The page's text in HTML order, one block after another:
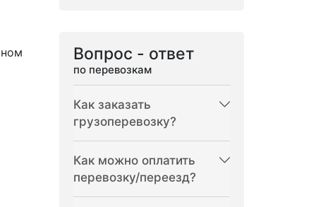
Вопрос - ответ
по перевозкам
Как заказать
грузоперевозку?
Как можно оплатить
перевозку/переезд?